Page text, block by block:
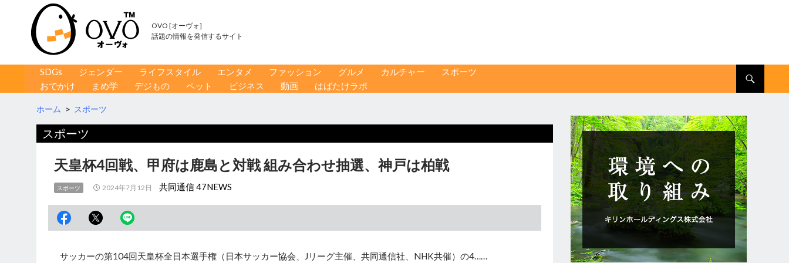
OVO [オーヴォ]
話題の情報を発信するサイト
コンテンツへ移動
SDGs ジェンダー ライフスタイル エンタメ ファッション グルメ カルチャー
スポーツ
おでかけ
まめ学 デジもの ペット ビジネス 動画 はばたけラボ
ホーム > スポーツ
スポーツ
天皇杯4回戦、甲府は鹿島と対戦 組み合わせ抽選、神戸は柏戦
スポーツ 2024年7月12日 共同通信 47NEWS
サッカーの第104回天皇杯全日本選手権（日本サッカー協会、Jリーグ主催、共同通信社、NHK共催）の4……